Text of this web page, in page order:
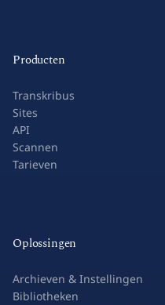
Producten
Transkribus
Sites
API
Scannen
Tarieven
Oplossingen
Archieven & Instellingen
Bibliotheken